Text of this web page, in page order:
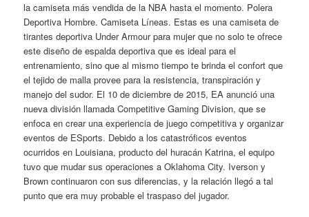
la camiseta más vendida de la NBA hasta el momento. Polera
Deportiva Hombre. Camiseta Líneas. Estas es una camiseta de
tirantes deportiva Under Armour para mujer que no solo te ofrece
este diseño de espalda deportiva que es ideal para el
entrenamiento, sino que al mismo tiempo te brinda el confort que
el tejido de malla provee para la resistencia, transpiración y
manejo del sudor. El 10 de diciembre de 2015, EA anunció una
nueva división llamada Competitive Gaming Division, que se
enfoca en crear una experiencia de juego competitiva y organizar
eventos de ESports. Debido a los catastróficos eventos
ocurridos en Louisiana, producto del huracán Katrina, el equipo
tuvo que mudar sus operaciones a Oklahoma City. Iverson y
Brown continuaron con sus diferencias, y la relación llegó a tal
punto que era muy probable el traspaso del jugador.